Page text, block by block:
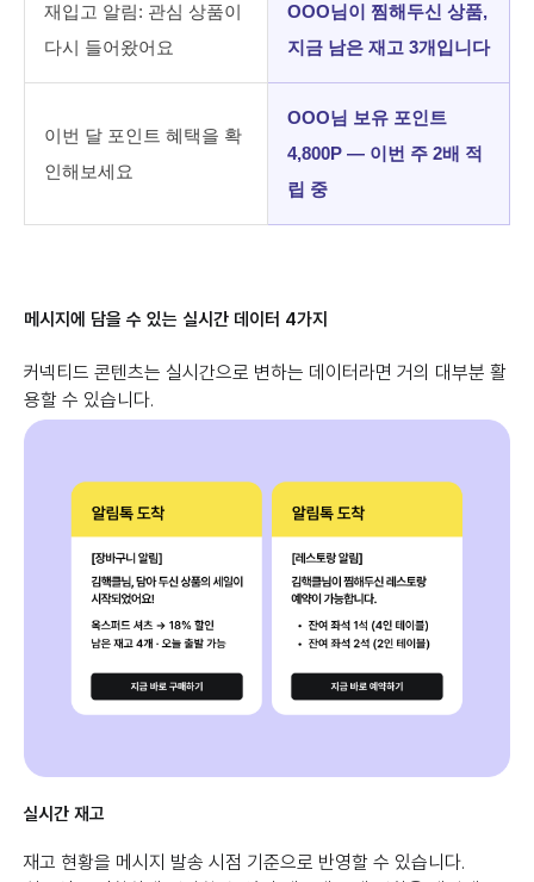
재입고 알림: 관심 상품이
다시 들어왔어요
OOO님이 찜해두신 상품,
지금 남은 재고 3개입니다
이번 달 포인트 혜택을 확
인해보세요
OOO님 보유 포인트
4,800P — 이번 주 2배 적
립 중
메시지에 담을 수 있는 실시간 데이터 4가지
커넥티드 콘텐츠는 실시간으로 변하는 데이터라면 거의 대부분 활
용할 수 있습니다.
실시간 재고
재고 현황을 메시지 발송 시점 기준으로 반영할 수 있습니다.